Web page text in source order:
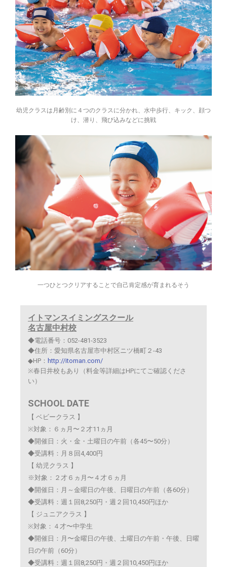
幼児クラスは月齢別に４つのクラスに分かれ、水中歩行、キック、顔つ
け、潜り、飛び込みなどに挑戦
一つひとつクリアすることで自己肯定感が育まれるそう
イトマンスイミングスクール
名古屋中村校
◆電話番号：052-481-3523
◆住所：愛知県名古屋市中村区ニツ橋町２-43
◆HP： http://itoman.com/
※春日井校もあり（料金等詳細はHPにてご確認くださ
い）
SCHOOL DATE
【 ベビークラス 】
※対象：６ヵ月〜２才11ヵ月
◆開催日：火・金 ・ 土曜日の午前（各45〜50分）
◆受講料：月８回4,400円
【 幼児クラス 】
※ 対象：２才６ヵ月〜４才６ヵ月
◆開催日：月～金曜日の午後、日曜日の午前（各60分）
◆受講料：週１回8,250円・週２回10,450円ほか
【 ジュニアクラス 】
※対象：４才〜中学生
◆開催日：月〜金曜日の午後、土曜日の午前・午後、日曜
日の午前（60分）
◆受講料：週１回8,250円・週２回10,450円ほか